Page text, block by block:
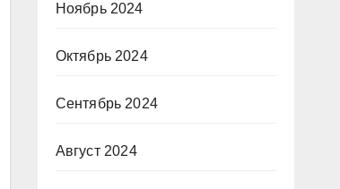
Ноябрь 2024
Октябрь 2024
Сентябрь 2024
Август 2024